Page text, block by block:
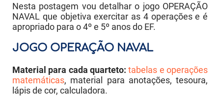
Nesta postagem vou detalhar o jogo OPERAÇÃO
NAVAL que objetiva exercitar as 4 operações e é
apropriado para o 4º e 5º anos do EF.
JOGO OPERAÇÃO NAVAL
Material para cada quarteto: tabelas e operações
matemáticas, material para anotações, tesoura,
lápis de cor, calculadora.